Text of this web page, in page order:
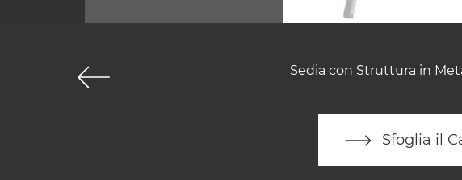
Sedia con Struttura in
Sfoglia il